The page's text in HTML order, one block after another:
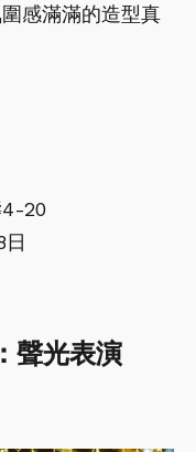
感滿滿的造型真
4-20
聲光表演